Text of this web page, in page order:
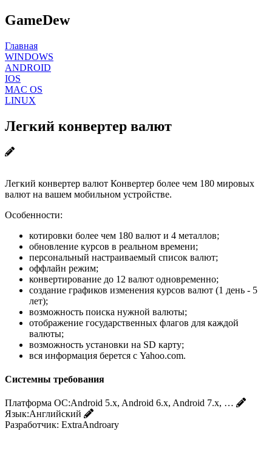
GameDew
Главная
WINDOWS
ANDROID
IOS
MAC OS
LINUX
Легкий конвертер валют
Легкий конвертер валют Конвертер более чем 180 мировых
валют на вашем мобильном устройстве.
Особенности:
котировки более чем 180 валют и 4 металлов;
обновление курсов в реальном времени;
персональный настраиваемый список валют;
оффлайн режим;
конвертирование до 12 валют одновременно;
создание графиков изменения курсов валют (1 день - 5
лет);
возможность поиска нужной валюты;
отображение государственных флагов для каждой
валюты;
возможность установки на SD карту;
вся информация берется с Yahoo.com.
Системны требования
Платформа ОС:Android 5.x, Android 6.x, Android 7.x, …
Язык:Английский
Разработчик: ExtraAndroary